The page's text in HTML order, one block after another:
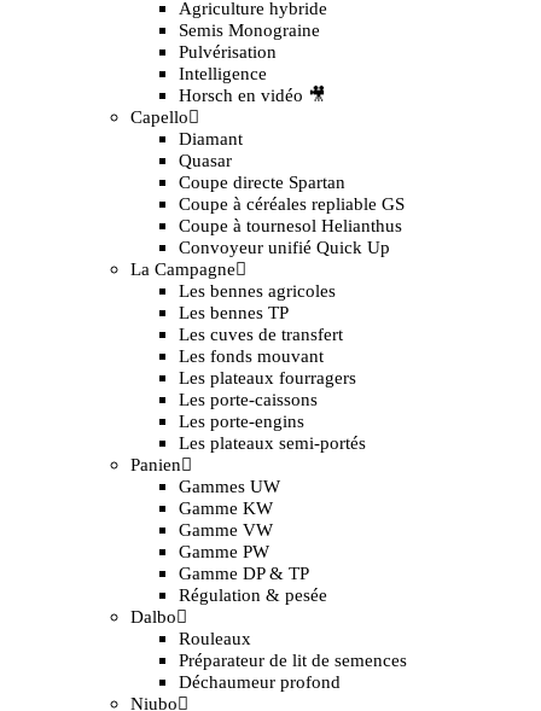
Agriculture hybride
Semis Monograine
Pulvérisation
Intelligence
Horsch en vidéo 🎥
Capello
Diamant
Quasar
Coupe directe Spartan
Coupe à céréales repliable GS
Coupe à tournesol Helianthus
Convoyeur unifié Quick Up
La Campagne
Les bennes agricoles
Les bennes TP
Les cuves de transfert
Les fonds mouvant
Les plateaux fourragers
Les porte-caissons
Les porte-engins
Les plateaux semi-portés
Panien
Gammes UW
Gamme KW
Gamme VW
Gamme PW
Gamme DP & TP
Régulation & pesée
Dalbo
Rouleaux
Préparateur de lit de semences
Déchaumeur profond
Niubo